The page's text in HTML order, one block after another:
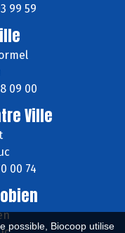
possible, Biocoop utilise
99 59
09 00
Ville
00 74